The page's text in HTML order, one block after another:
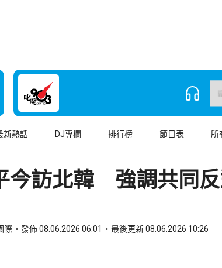
新熱話 DJ專欄 排行榜 節目表 所
今訪北韓 強調共同
際 發佈 08.06.2026 06:01 最後更新 08.06.2026 10:26
WhatsApp